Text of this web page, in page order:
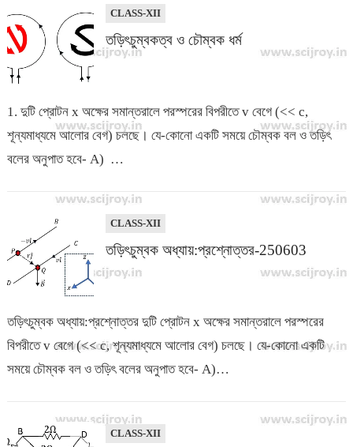
CLASS-XII
তড়িৎচুম্বকত্ব ও চৌম্বক ধর্ম
1. দুটি প্রোটন x অক্ষের সমান্তরালে পরস্পরের বিপরীতে v বেগে (<< c,
শূন্যমাধ্যমে আলোর বেগ) চলছে। যে-কোনো একটি সময়ে চৌম্বক বল ও তড়িৎ
বলের অনুপাত হবে- A) …
CLASS-XII
তড়িৎচুম্বক অধ্যায়:প্রশ্নোত্তর-250603
তড়িৎচুম্বক অধ্যায়:প্রশ্নোত্তর দুটি প্রোটন x অক্ষের সমান্তরালে পরস্পরের
বিপরীতে v বেগে (<< c, শূন্যমাধ্যমে আলোর বেগ) চলছে। যে-কোনো একটি
সময়ে চৌম্বক বল ও তড়িৎ বলের অনুপাত হবে- A)…
CLASS-XII